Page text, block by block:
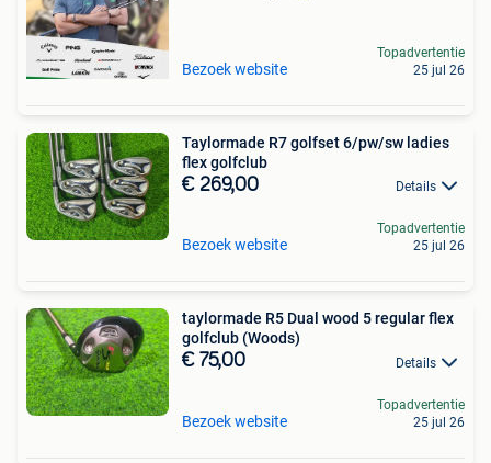
Bezoek website
Topadvertentie
25 jul 26
Taylormade R7 golfset 6/pw/sw ladies
flex golfclub
€ 269,00 Details
Bezoek website
Topadvertentie
25 jul 26
taylormade R5 Dual wood 5 regular flex
golfclub (Woods)
€ 75,00 Details
Bezoek website
Topadvertentie
25 jul 26